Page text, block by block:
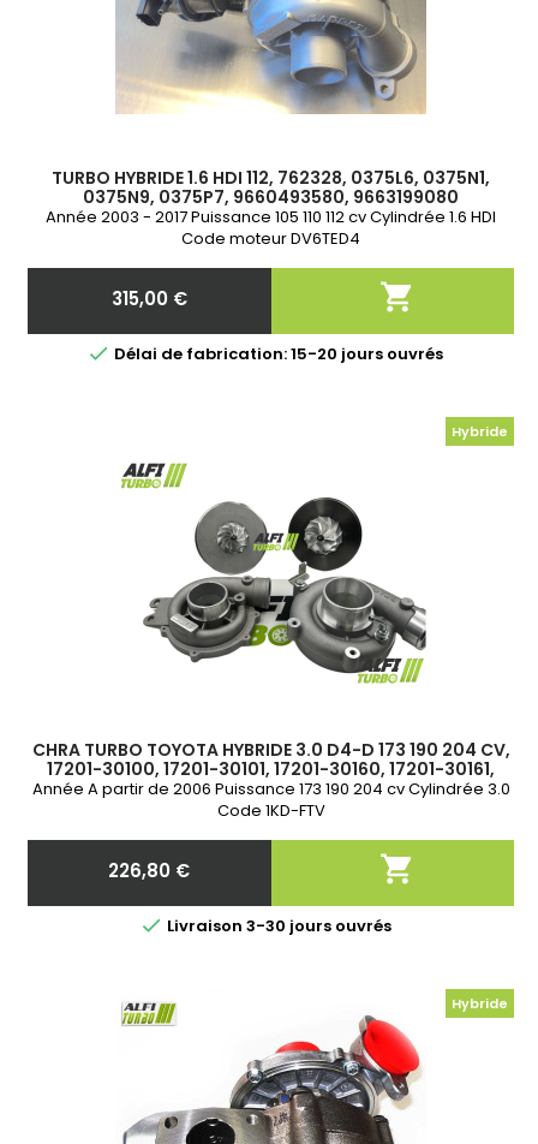
TURBO HYBRIDE 1.6 HDI 112, 762328, 0375L6, 0375N1,
0375N9, 0375P7, 9660493580, 9663199080
Année 2003 - 2017 Puissance 105 110 112 cv Cylindrée 1.6 HDI
Code moteur DV6TED4
Prix
315,00 € 
 Délai de fabrication: 15-20 jours ouvrés
Hybride
CHRA TURBO TOYOTA HYBRIDE 3.0 D4-D 173 190 204 CV,
17201-30100, 17201-30101, 17201-30160, 17201-30161,
Année A partir de 2006 Puissance 173 190 204 cv Cylindrée 3.0
Code 1KD-FTV
Prix
226,80 € 
 Livraison 3-30 jours ouvrés
Hybride